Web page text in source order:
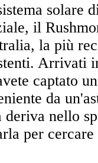
solare
il
la più
Arrivati
captato un
da
deriva nello
per